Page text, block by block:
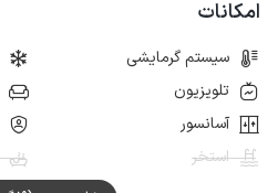
امکانات
سیستم گرمایشی
تلویزیون
آسانسور
استخر